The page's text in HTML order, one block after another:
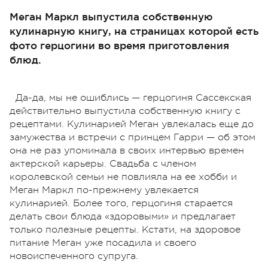
Меган Маркл выпустила собственную
кулинарную книгу, на страницах которой есть
фото герцогини во время приготовления
блюд.
Да-да, мы не ошиблись — герцогиня Сассекская
действительно выпустила собственную книгу с
рецептами. Кулинарией Меган увлекалась еще до
замужества и встречи с принцем Гарри — об этом
она не раз упоминала в своих интервью времен
актерской карьеры. Свадьба с членом
королевской семьи не повлияла на ее хобби и
Меган Маркл по-прежнему увлекается
кулинарией. Более того, герцогиня старается
делать свои блюда «здоровыми» и предлагает
только полезные рецепты. Кстати, на здоровое
питание Меган уже посадила и своего
новоиспеченного супруга.